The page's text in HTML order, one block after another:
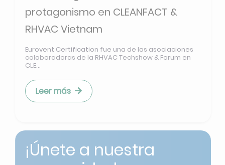
RHVAC Vietnam
CLE...
Leer más
¡Únete a nuestra
comunidad en